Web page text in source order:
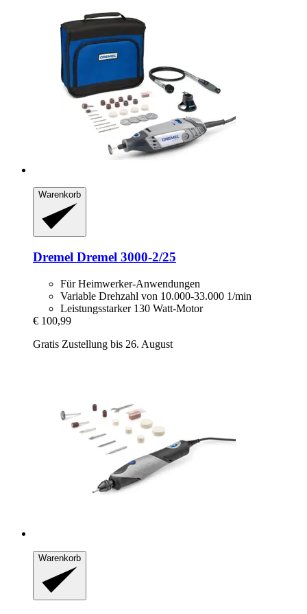
Warenkorb
Dremel Dremel 3000-​2/25
Für Heimwerker-Anwendungen
Variable Drehzahl von 10.000-33.000 1/min
Leistungsstarker 130 Watt-Motor
€ 100,99
Gratis Zustellung bis 26. August
Warenkorb